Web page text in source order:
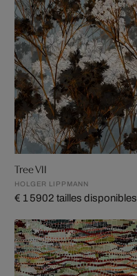
Tree VII
HOLGER LIPPMANN
€ 1 5902 tailles disponibles